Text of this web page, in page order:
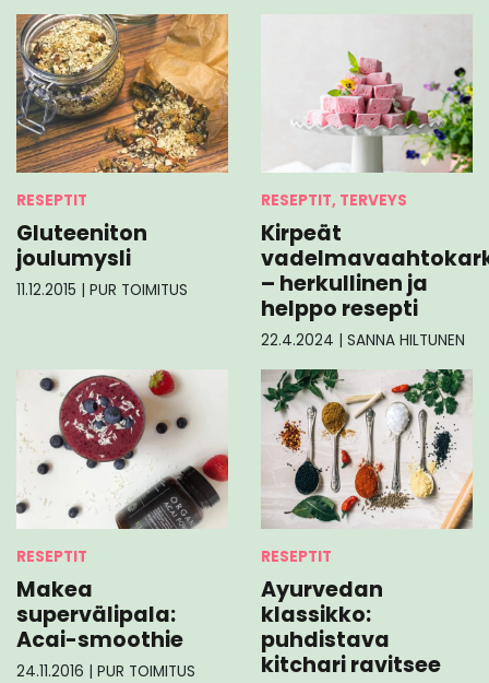
RESEPTIT
Gluteeniton
joulumysli
11.12.2015 | PUR TOIMITUS
RESEPTIT, TERVEYS
Kirpeät
– herkullinen ja
helppo resepti
22.4.2024 | SANNA HILTUNEN
RESEPTIT
Makea
supervälipala:
Acai-smoothie
24.11.2016 | PUR TOIMITUS
RESEPTIT
Ayurvedan
klassikko:
puhdistava
kitchari ravitsee